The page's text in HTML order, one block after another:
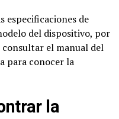
especificaciones de
del dispositivo, por
consultar el manual del
para conocer la
la